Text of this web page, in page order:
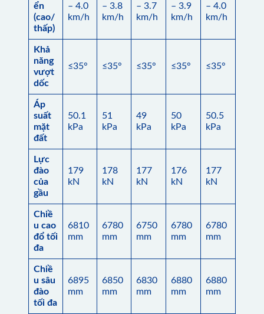
ển
(cao/
thấp)
– 4.0
km/h
– 3.8
km/h
– 3.7
km/h
– 3.9
km/h
– 4.0
km/h
Khả
năng
vượt
dốc
≤35° ≤35° ≤35° ≤35° ≤35°
Áp
suất
mặt
đất
50.1
kPa
51
kPa
49
kPa
50
kPa
50.5
kPa
Lực
đào
của
gầu
179
kN
178
kN
177
kN
176
kN
177
kN
Chiề
u cao
đổ tối
đa
6810
mm
6780
mm
6750
mm
6780
mm
6780
mm
Chiề
u sâu
đào
tối đa
6895
mm
6850
mm
6830
mm
6880
mm
6880
mm